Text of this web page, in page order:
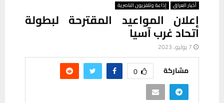
أخبار العراق إذاعة وتلفزيون الناصرية
إعلان المواعيد المقترحة لبطولة
اتحاد غرب آسيا
7 يوليو، 2023
مشاركة 0